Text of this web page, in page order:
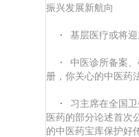
振兴发展新航向
· 基层医疗或将
·
中医诊所备案
册，你关心的中医药
·
习主席在全国
医药的部分论述首次
的中医药宝库保护好